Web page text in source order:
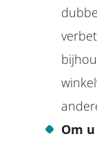
Om